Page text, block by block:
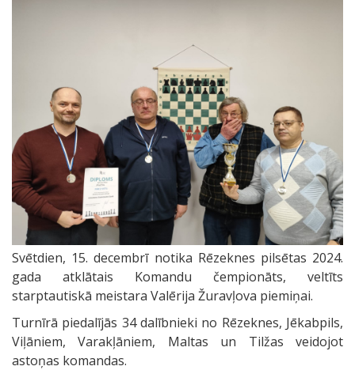
Svētdien, 15. decembrī notika Rēzeknes pilsētas 2024.
gada atklātais Komandu čempionāts, veltīts
starptautiskā meistara Valērija Žuravļova piemiņai.
Turnīrā piedalījās 34 dalībnieki no Rēzeknes, Jēkabpils,
Viļāniem, Varakļāniem, Maltas un Tilžas veidojot
astoņas komandas.